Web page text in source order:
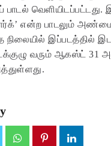
பாடல்
என்ற பாடலும்
நிலையில் இப்படத்தில்
வரும் ஆகஸ்ட் 31